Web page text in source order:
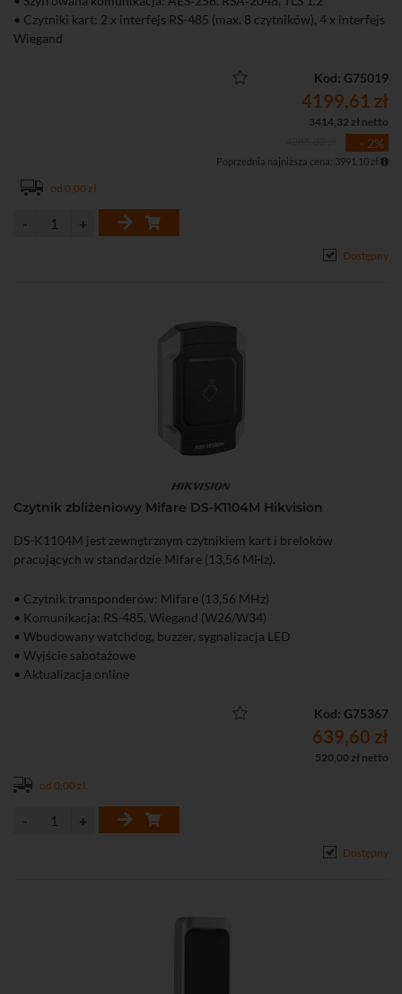
• Czytniki kart: 2 x interfejs RS-485 (max. 8 czytników), 4 x interfejs
Wiegand
• Obsługa do 100 tys. kart, 10 tys. odcisków palców i 300 tys.
• Pełna obsługa i konfiguracja urządzenia przez przeglądarkę
Kod: G75019
4199,61 zł
3414,32 zł netto
- 2%
Poprzednia najniższa cena: 3991,10 zł
od 0,00 zł
Dostępny
Czytnik zbliżeniowy Mifare DS-K1104M Hikvision
DS-K1104M jest zewnętrznym czytnikiem kart i breloków
pracujących w standardzie Mifare (13,56 MHz).
• Czytnik transponderów: Mifare (13,56 MHz)
• Komunikacja: RS-485, Wiegand (W26/W34)
• Wbudowany watchdog, buzzer, sygnalizacja LED
• Wyjście sabotażowe
• Aktualizacja online
Kod: G75367
639,60 zł
520,00 zł netto
od 0,00 zł
Dostępny